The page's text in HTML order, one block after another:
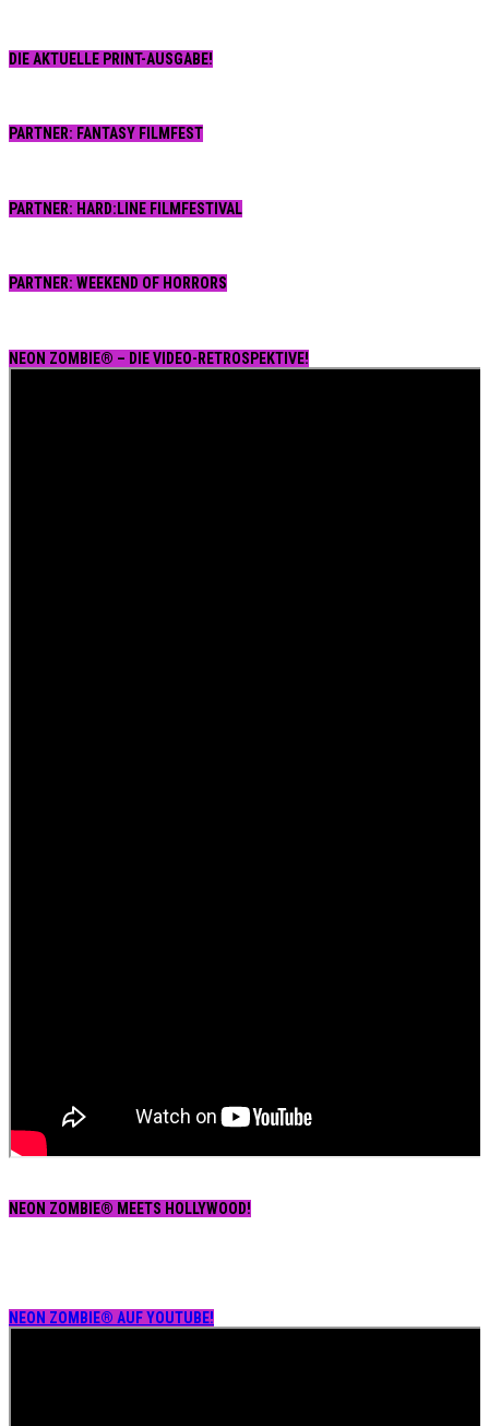
DIE AKTUELLE PRINT-AUSGABE!
PARTNER: FANTASY FILMFEST
PARTNER: HARD:LINE FILMFESTIVAL
PARTNER: WEEKEND OF HORRORS
NEON ZOMBIE® – DIE VIDEO-RETROSPEKTIVE!
NEON ZOMBIE® MEETS HOLLYWOOD!
NEON ZOMBIE® AUF YOUTUBE!